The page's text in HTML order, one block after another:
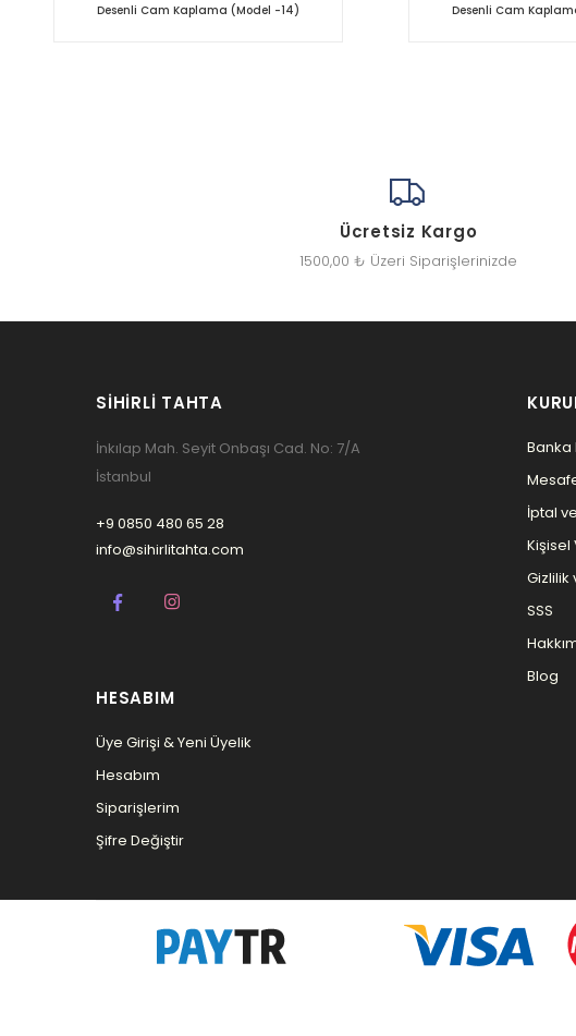
Desenli Cam Kaplama (Model -14) Desenli Cam
Ücretsiz Kargo
1500,00 ₺ Üzeri Siparişlerinizde
SIHIRLI TAHTA
İnkılap Mah. Seyit Onbaşı Cad. No: 7/A
İstanbul
+9 0850 480 65 28
info@sihirlitahta.com
Banka
İptal
Kişisel
Gizlilik
SSS
Blog
HESABIM
Üye Girişi & Yeni Üyelik
Hesabım
Siparişlerim
Şifre Değiştir